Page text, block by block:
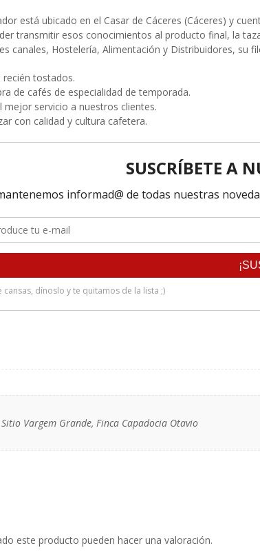
está ubicado en el Casar de Cáceres (Cáceres) y
transmitir esos conocimientos al producto final, la
canales, Hostelería, Alimentación y Distribuidores, su
recién tostados.
de cafés de especialidad de temporada.
mejor servicio a nuestros clientes.
con calidad y cultura cafetera.
Vargem Grande, Finca Capadocia Otavio
este producto pueden hacer una valoración.